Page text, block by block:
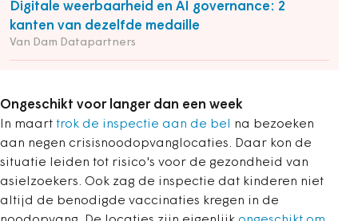
Digitale weerbaarheid en AI governance: 2
kanten van dezelfde medaille
Van Dam Datapartners
Ongeschikt voor langer dan een week
In maart trok de inspectie aan de bel na bezoeken
aan negen crisisnoodopvanglocaties. Daar kon de
situatie leiden tot risico's voor de gezondheid van
asielzoekers. Ook zag de inspectie dat kinderen niet
altijd de benodigde vaccinaties kregen in de